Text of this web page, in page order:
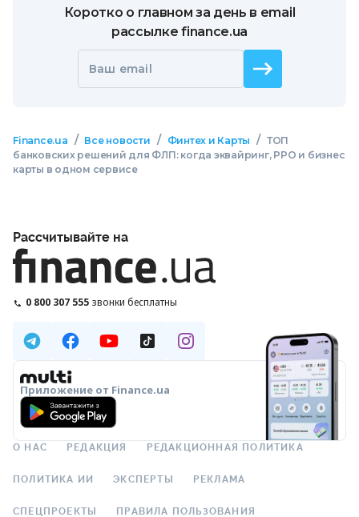
Коротко о главном за день в email
рассылке finance.ua
Ваш email
Finance.ua / Все новости / Финтех и Карты / ТОП
банковских решений для ФЛП: когда эквайринг, РРО и бизнес
карты в одном сервисе
Рассчитывайте на
0 800 307 555 звонки бесплатны
Приложение от Finance.ua
О НАС РЕДАКЦИЯ РЕДАКЦИОННАЯ ПОЛИТИКА
ПОЛИТИКА ИИ ЭКСПЕРТЫ РЕКЛАМА
СПЕЦПРОЕКТЫ ПРАВИЛА ПОЛЬЗОВАНИЯ